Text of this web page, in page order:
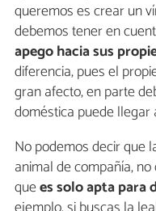
queremos es crear un
debemos tener en
apego hacia sus
diferencia, pues el
gran afecto, en parte
doméstica puede llegar
No podemos decir que
animal de compañía,
quees solo apta para